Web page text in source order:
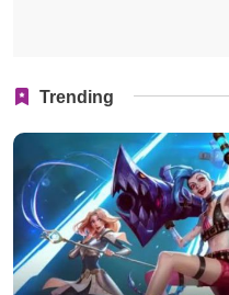
Trending